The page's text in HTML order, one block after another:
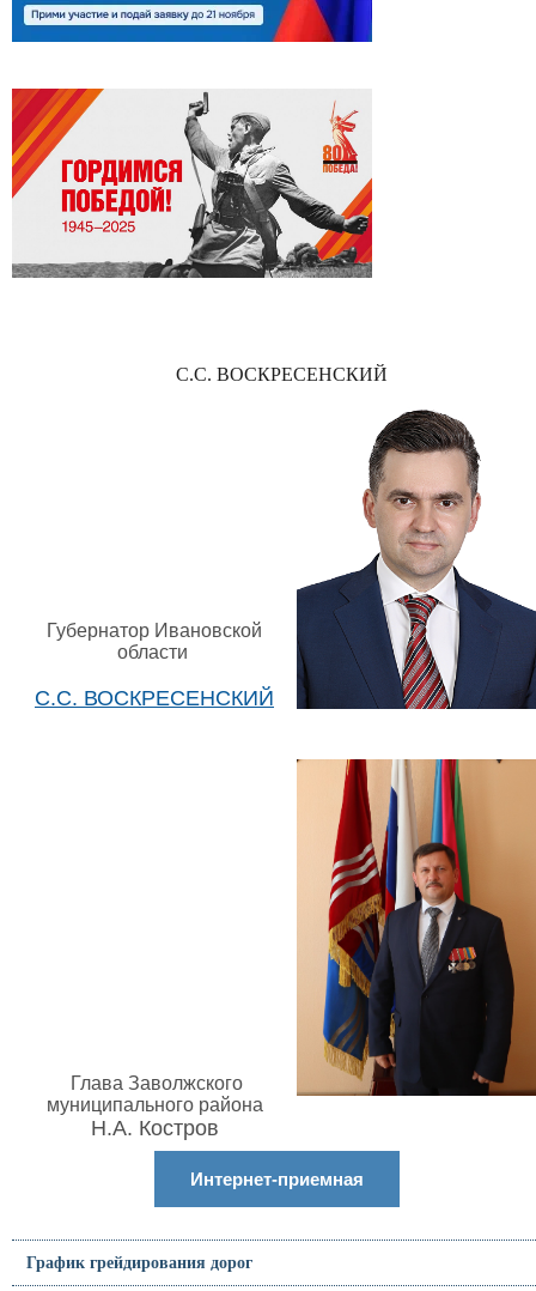
С.С. ВОСКРЕСЕНСКИЙ
Губернатор Ивановской
области
С.С. ВОСКРЕСЕНСКИЙ
Глава Заволжского
муниципального района
Н.А. Костров
Интернет-приемная
График грейдирования дорог